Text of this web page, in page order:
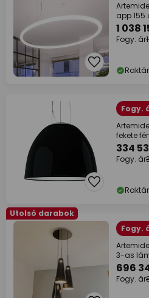
app 155
1 038
Fogy. ár
Fogy.
fekete
334
Fogy. ár
Utolsó darabok
Fogy.
3-as
696
Fogy. ár